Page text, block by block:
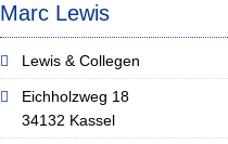
Marc Lewis
Lewis & Collegen
Eichholzweg 18
34132 Kassel